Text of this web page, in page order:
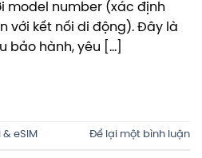
model number (xác định
với kết nối di động). Đây là
bảo hành, yêu […]
& eSIM Để lại một bình luận